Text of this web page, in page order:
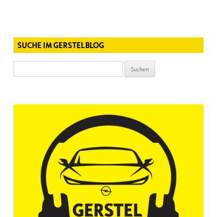
SUCHE IM GERSTELBLOG
nach: